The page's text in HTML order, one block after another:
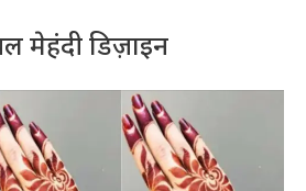
मेहंदी डिज़ाइन